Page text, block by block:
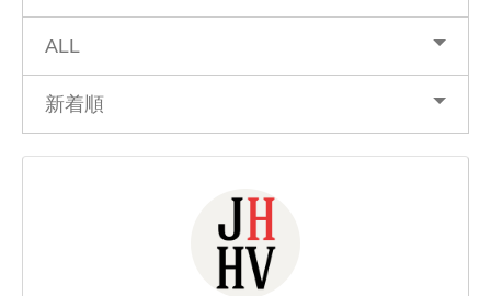
ALL
新着順